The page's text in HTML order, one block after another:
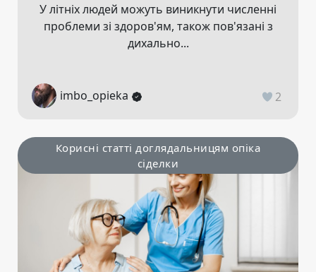
У літніх людей можуть виникнути численні
проблеми зі здоров'ям, також пов'язані з
дихально...
imbo_opieka 2
Корисні статті доглядальницям опіка
сіделки